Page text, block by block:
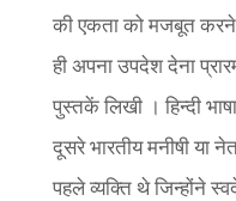
की एकता को मजबूत करने
ही अपना उपदेश देना
पुस्तकें लिखी । हिन्दी
दूसरे भारतीय मनीषी या
पहले व्यक्ति थे जिन्होंने